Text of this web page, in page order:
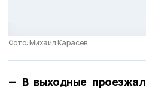
Фото: Михаил Карасев
— В выходные